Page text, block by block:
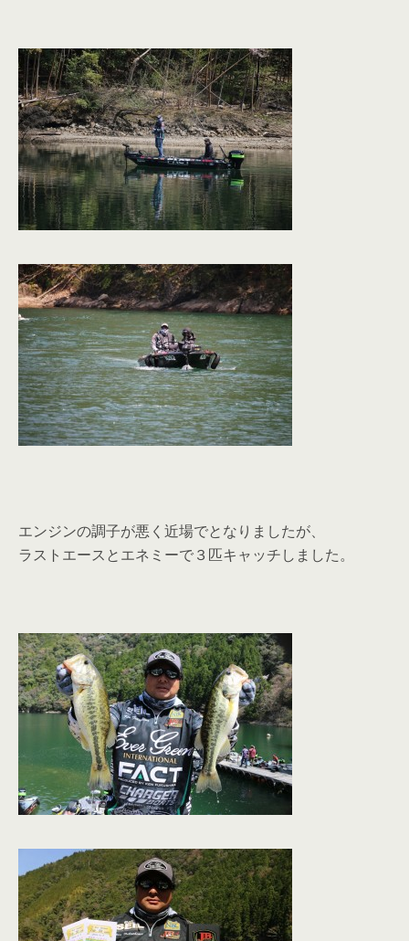
エンジンの調子が悪く近場でとなりましたが、
ラストエースとエネミーで３匹キャッチしました。